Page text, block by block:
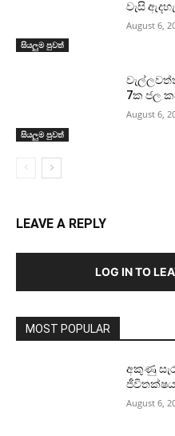
සියලුම පුවත්
වැසි
August 6,
සියලුම පුවත්
7ක ජල
August 6,
LEAVE A REPLY
LOG IN TO
MOST POPULAR
අකුණු
August 6,